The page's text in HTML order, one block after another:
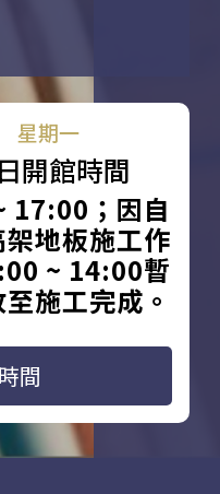
星期一
開館時間
17:00；因自
地板施工作
~ 14:00暫
施工完成。
間